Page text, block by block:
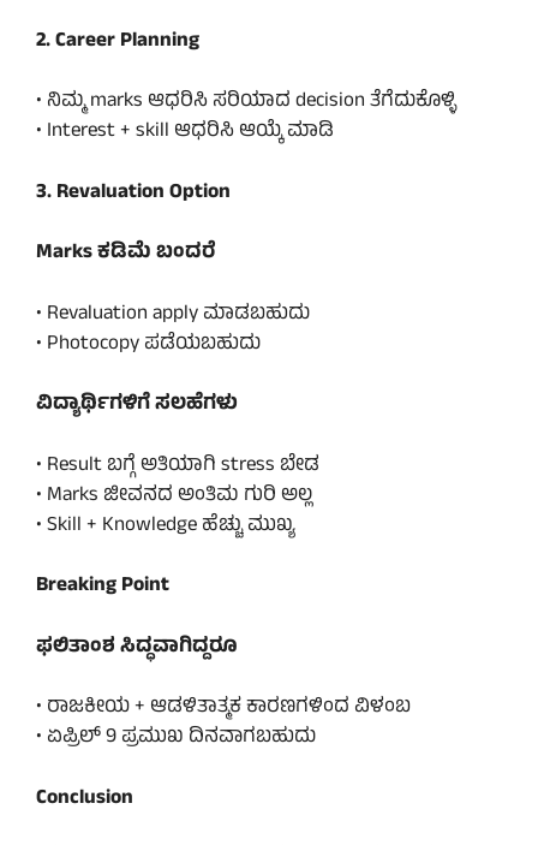
2. Career Planning
• ನಿಮ್ಮ marks ಆಧರಿಸಿ ಸರಿಯಾದ decision ತೆಗೆದುಕೊಳ್ಳಿ
• Interest + skill ಆಧರಿಸಿ ಆಯ್ಕೆ ಮಾಡಿ
3. Revaluation Option
Marks ಕಡಿಮೆ ಬಂದರೆ
• Revaluation apply ಮಾಡಬಹುದು
• Photocopy ಪಡೆಯಬಹುದು
ವಿದ್ಯಾರ್ಥಿಗಳಿಗೆ ಸಲಹೆಗಳು
• Result ಬಗ್ಗೆ ಅತಿಯಾಗಿ stress ಬೇಡ
• Marks ಜೀವನದ ಅಂತಿಮ ಗುರಿ ಅಲ್ಲ
• Skill + Knowledge ಹೆಚ್ಚು ಮುಖ್ಯ
Breaking Point
ಫಲಿತಾಂಶ ಸಿದ್ಧವಾಗಿದ್ದರೂ
• ರಾಜಕೀಯ + ಆಡಳಿತಾತ್ಮಕ ಕಾರಣಗಳಿಂದ ವಿಳಂಬ
• ಏಪ್ರಿಲ್ 9 ಪ್ರಮುಖ ದಿನವಾಗಬಹುದು
Conclusion